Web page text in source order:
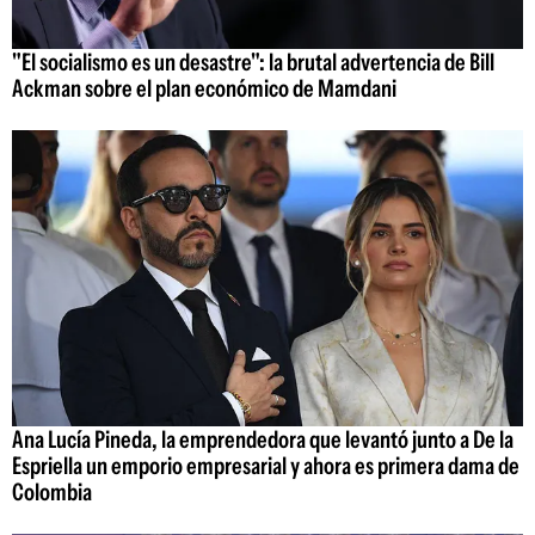
"El socialismo es un desastre": la brutal advertencia de Bill
Ackman sobre el plan económico de Mamdani
Ana Lucía Pineda, la emprendedora que levantó junto a De la
Espriella un emporio empresarial y ahora es primera dama de
Colombia